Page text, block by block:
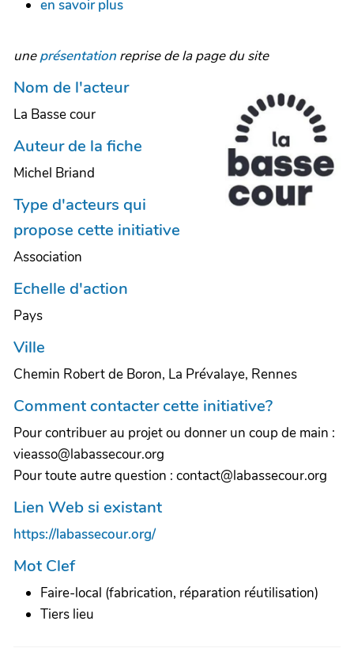
en savoir plus
uneprésentation reprise de la page du site
Nom de l'acteur
La Basse cour
Auteur de la fiche
Michel Briand
Type d'acteurs qui
propose cette initiative
Association
Echelle d'action
Pays
Ville
Chemin Robert de Boron, La Prévalaye, Rennes
Comment contacter cette initiative?
Pour contribuer au projet ou donner un coup de main :
vieasso@labassecour.org
Pour toute autre question : contact@labassecour.org
Lien Web si existant
https://labassecour.org/
Mot Clef
Faire-local (fabrication, réparation réutilisation)
Tiers lieu